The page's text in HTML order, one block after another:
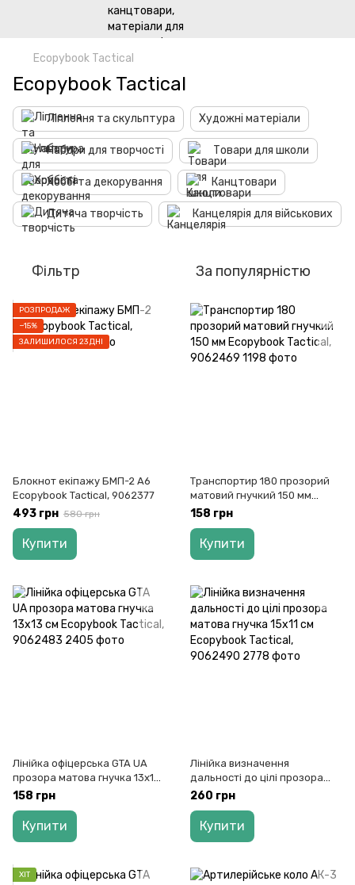
Ecopybook Tactical
Ecopybook Tactical
Ліплення та скульптура Художні матеріали
Набори для творчості Товари для школи
Хоббі та декорування Канцтовари
Дитяча творчість Канцелярія для військових
Фільтр За популярністю
РОЗПРОДАЖ
−15%
ЗАЛИШИЛОСЯ 23 ДНІ
Блокнот екіпажу БМП-2 А6
Ecopybook Tactical, 9062377
493 грн 580 грн
Купити
Транспортир 180 прозорий
матовий гнучкий 150 мм
Ecopybook Tactical, 9062469
158 грн
Купити
Лінійка офіцерська GTA UA
прозора матова гнучка 13х13
см Ecopybook Tactical,
158 грн
Купити
Лінійка визначення
дальності до цілі прозора
матова гнучка 15х11 см
260 грн
Купити
ХІТ